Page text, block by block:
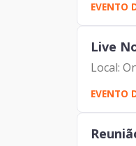
EVENTO
Live
Local:
EVENTO